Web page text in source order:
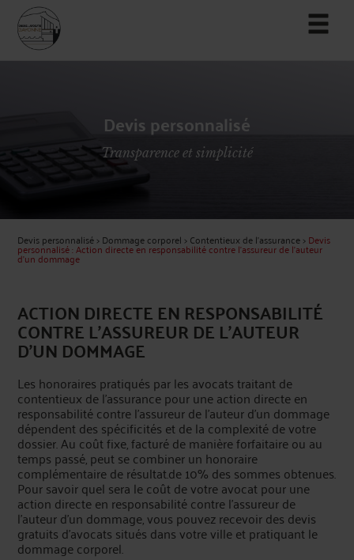
Devis personnalisé
Transparence et simplicité
Devis personnalisé>Dommage corporel >Contentieux de l'assurance>Devis
personnalisé : Action directe en responsabilité contre l'assureur de l'auteur
d'un dommage
ACTION DIRECTE EN RESPONSABILITÉ
CONTRE L'ASSUREUR DE L'AUTEUR
D'UN DOMMAGE
Les honoraires pratiqués par les avocats traitant de
contentieux de l'assurance pour une action directe en
responsabilité contre l'assureur de l'auteur d'un dommage
dépendent des spécificités et de la complexité de votre
dossier. Au coût fixe, facturé de manière forfaitaire ou au
temps passé, peut se combiner un honoraire
complémentaire de résultat.de 10% des sommes obtenues.
Pour savoir quel sera le coût de votre avocat pour une
action directe en responsabilité contre l'assureur de
l'auteur d'un dommage, vous pouvez recevoir des devis
gratuits d’avocats situés dans votre ville et pratiquant le
dommage corporel.